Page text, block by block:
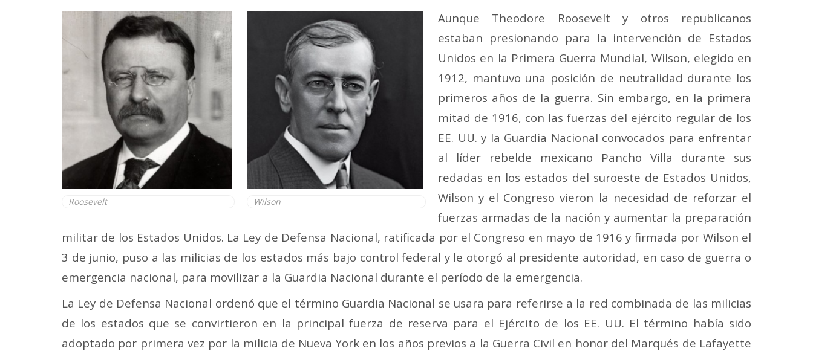
Roosevelt Wilson
Aunque Theodore Roosevelt y otros republicanos
estaban presionando para la intervención de Estados
Unidos en la Primera Guerra Mundial, Wilson, elegido en
1912, mantuvo una posición de neutralidad durante los
primeros años de la guerra. Sin embargo, en la primera
mitad de 1916, con las fuerzas del ejército regular de los
EE. UU. y la Guardia Nacional convocados para enfrentar
al líder rebelde mexicano Pancho Villa durante sus
redadas en los estados del suroeste de Estados Unidos,
Wilson y el Congreso vieron la necesidad de reforzar el
fuerzas armadas de la nación y aumentar la preparación
militar de los Estados Unidos. La Ley de Defensa Nacional, ratificada por el Congreso en mayo de 1916 y firmada por Wilson el
3 de junio, puso a las milicias de los estados más bajo control federal y le otorgó al presidente autoridad, en caso de guerra o
emergencia nacional, para movilizar a la Guardia Nacional durante el período de la emergencia.
La Ley de Defensa Nacional ordenó que el término Guardia Nacional se usara para referirse a la red combinada de las milicias
de los estados que se convirtieron en la principal fuerza de reserva para el Ejército de los EE. UU. El término había sido
adoptado por primera vez por la milicia de Nueva York en los años previos a la Guerra Civil en honor del Marqués de Lafayette